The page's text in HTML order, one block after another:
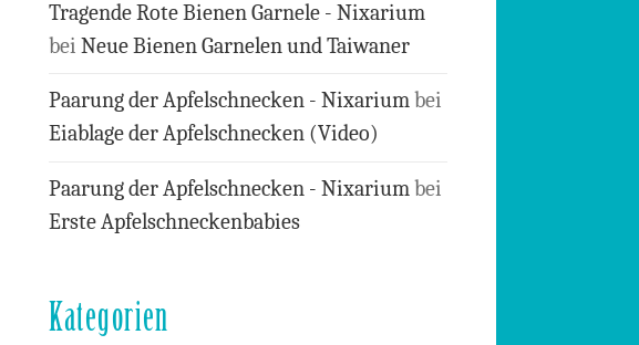
Tragende Rote Bienen Garnele - Nixarium
bei Neue Bienen Garnelen und Taiwaner
Paarung der Apfelschnecken - Nixariumbei
Eiablage der Apfelschnecken (Video)
Paarung der Apfelschnecken - Nixariumbei
Erste Apfelschneckenbabies
Kategorien